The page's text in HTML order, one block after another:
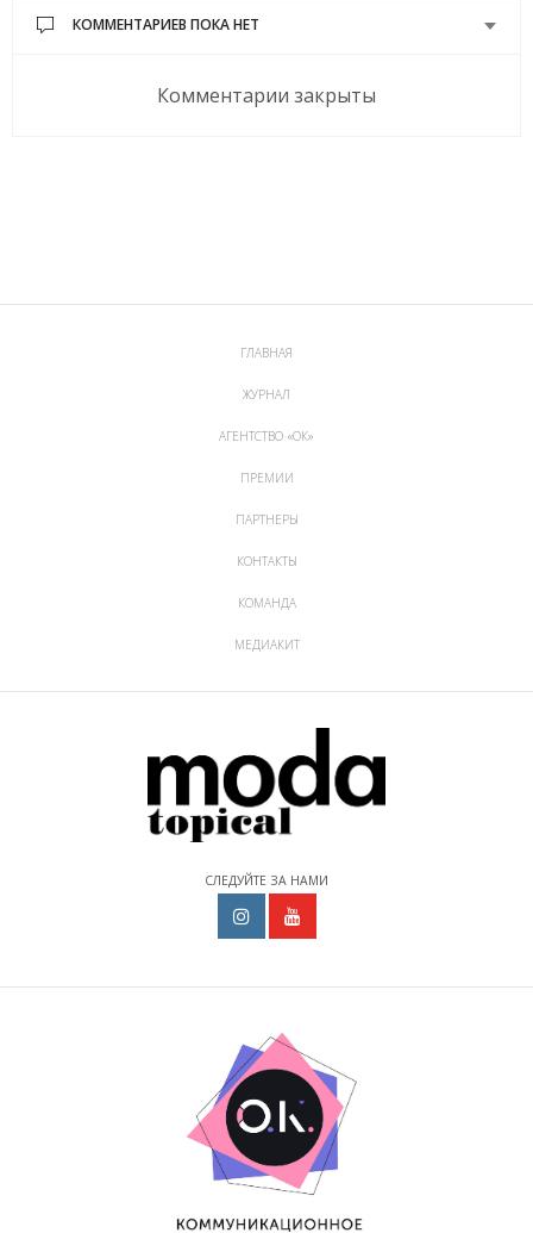
КОММЕНТАРИЕВ ПОКА НЕТ
Комментарии закрыты
ГЛАВНАЯ
ЖУРНАЛ
АГЕНТСТВО «ОК»
ПРЕМИИ
ПАРТНЕРЫ
КОНТАКТЫ
КОМАНДА
МЕДИАКИТ
СЛЕДУЙТЕ ЗА НАМИ